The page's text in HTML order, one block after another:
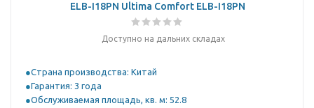
ELB-I18PN Ultima Comfort ELB-I18PN
Доступно на дальних складах
Страна производства: Китай
Гарантия: 3 года
Обслуживаемая площадь, кв. м: 52.8